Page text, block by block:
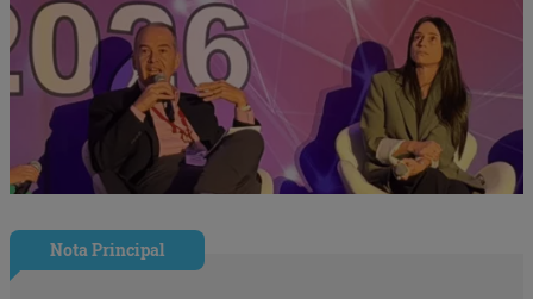
Nota Principal